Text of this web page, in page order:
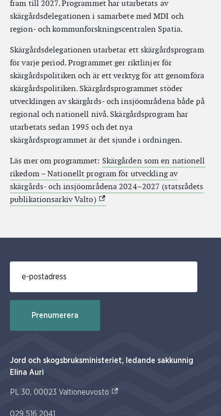
fram till 2027. Programmet har utarbetats av
skärgårdsdelegationen i samarbete med MDI och
region- och kommunforskningscentralen Spatia.
Skärgårdsdelegationen utarbetar ett skärgårdsprogram
för varje period. Programmet ger riktlinjer för
skärgårdspolitiken och är ett verktyg för att genomföra
skärgårdspolitiken. Skärgårdsprogrammet stöder
utvecklingen av skärgårds- och insjöområdena både på
regional och nationell nivå. Skärgårdsprogram har
utarbetats sedan 1995 och det nya
skärgårdsprogrammet är det sjunde i ordningen.
Läs mer om programmet: Skärgården som en nationell
rikedom – Nationellt program för utveckling av
skärgårds- och insjöområdena 2024–2027 (statsrådets
publikationsarkiv Valto) (Extern link)
Prenumerera
Jord och skogsbruksministeriet, ledande sakkunnig
Elina Auri
PL 30, 00023 Valtioneuvosto (Extern link)
029 516 2041